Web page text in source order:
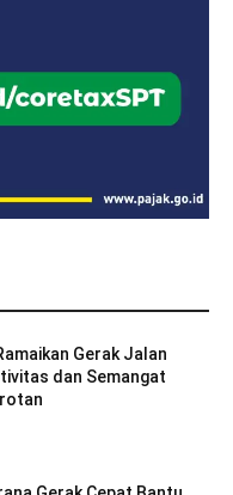
Gerak Jalan
dan Semangat